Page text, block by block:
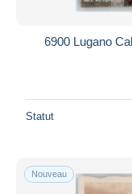
6900 Lugano
Statut
Nouveau